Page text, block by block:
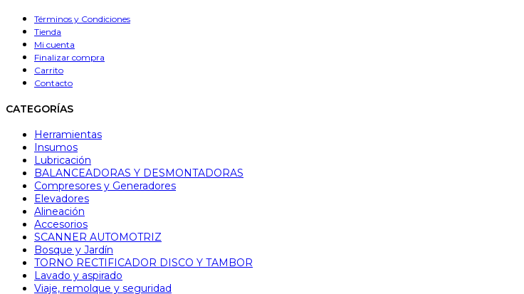
Términos y Condiciones
Tienda
Mi cuenta
Finalizar compra
Carrito
Contacto
CATEGORÍAS
Herramientas
Insumos
Lubricación
BALANCEADORAS Y DESMONTADORAS
Compresores y Generadores
Elevadores
Alineación
Accesorios
SCANNER AUTOMOTRIZ
Bosque y Jardín
TORNO RECTIFICADOR DISCO Y TAMBOR
Lavado y aspirado
Viaje, remolque y seguridad